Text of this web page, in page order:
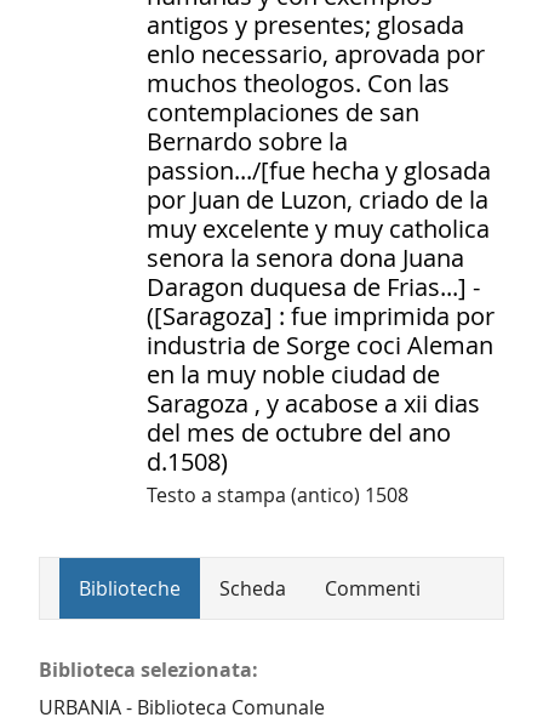
antigos y presentes; glosada
enlo necessario, aprovada por
muchos theologos. Con las
contemplaciones de san
Bernardo sobre la
passion.../[fue hecha y glosada
por Juan de Luzon, criado de la
muy excelente y muy catholica
senora la senora dona Juana
Daragon duquesa de Frias...] -
([Saragoza] : fue imprimida por
industria de Sorge coci Aleman
en la muy noble ciudad de
Saragoza , y acabose a xii dias
del mes de octubre del ano
d.1508)
Testo a stampa (antico) 1508
Biblioteche Scheda Commenti
Biblioteca selezionata:
URBANIA - Biblioteca Comunale